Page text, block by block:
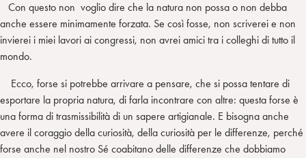
Con questo non voglio dire che la natura non possa o non debba
anche essere minimamente forzata. Se così fosse, non scriverei e non
invierei i miei lavori ai congressi, non avrei amici tra i colleghi di tutto il
mondo.
Ecco, forse si potrebbe arrivare a pensare, che si possa tentare di
esportare la propria natura, di farla incontrare con altre: questa forse è
una forma di trasmissibilità di un sapere artigianale. E bisogna anche
avere il coraggio della curiosità, della curiosità per le differenze, perché
forse anche nel nostro Sé coabitano delle differenze che dobbiamo